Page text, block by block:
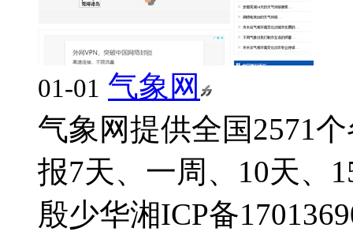
01-01 气象网
气象网提供全国2571
报7天、一周、10天、
殷少华湘ICP备